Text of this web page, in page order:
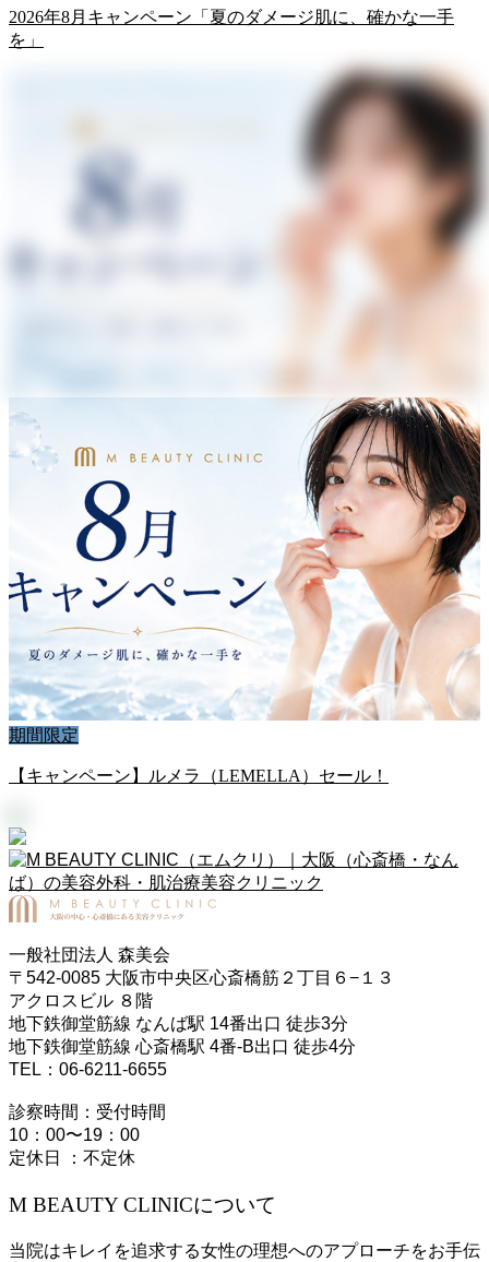
2026年8月キャンペーン「夏のダメージ肌に、確かな一手
を」
期間限定
【キャンペーン】ルメラ（LEMELLA）セール！
一般社団法人 森美会
〒542-0085 大阪市中央区心斎橋筋２丁目６−１３
アクロスビル ８階
地下鉄御堂筋線 なんば駅 14番出口 徒歩3分
地下鉄御堂筋線 心斎橋駅 4番-B出口 徒歩4分
TEL：06-6211-6655
診察時間：受付時間
10：00〜19：00
定休日 ：不定休
M BEAUTY CLINICについて
当院はキレイを追求する女性の理想へのアプローチをお手伝